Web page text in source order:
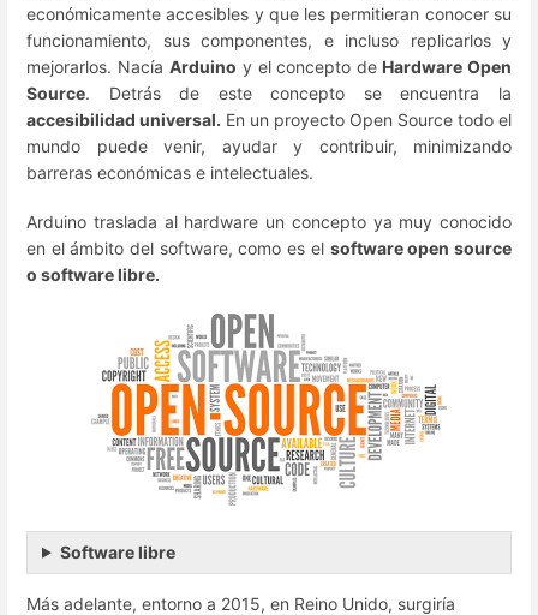
económicamente accesibles y que les permitieran conocer su
funcionamiento, sus componentes, e incluso replicarlos y
mejorarlos. Nacía Arduino y el concepto de Hardware Open
Source. Detrás de este concepto se encuentra la
accesibilidad universal. En un proyecto Open Source todo el
mundo puede venir, ayudar y contribuir, minimizando
barreras económicas e intelectuales.
Arduino traslada al hardware un concepto ya muy conocido
en el ámbito del software, como es el software open source
o software libre.
Software libre
Más adelante, entorno a 2015, en Reino Unido, surgiría